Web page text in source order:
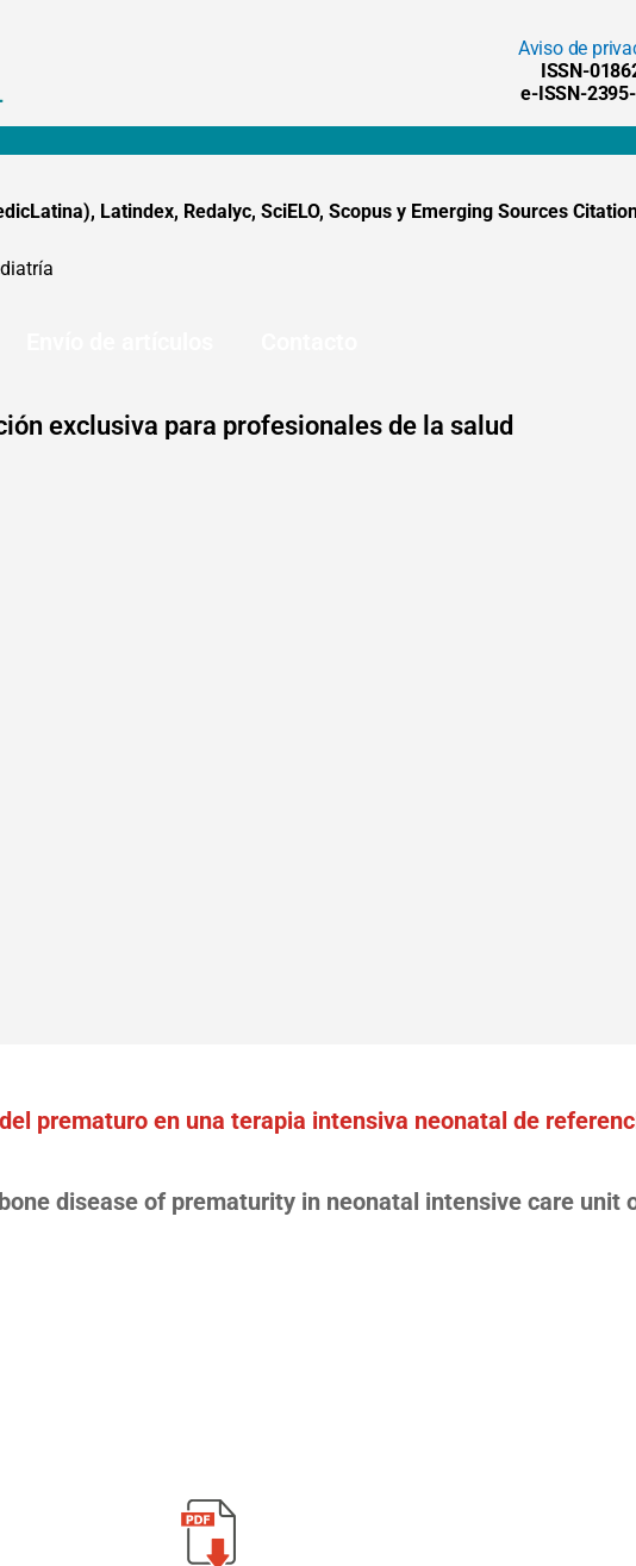
Aviso de
ISSN-
e-ISSN-
Latindex, Redalyc, SciELO, Scopus y Emerging Sources
exclusiva para profesionales de la salud
prematuro en una terapia intensiva neonatal de
disease of prematurity in neonatal intensive care unit